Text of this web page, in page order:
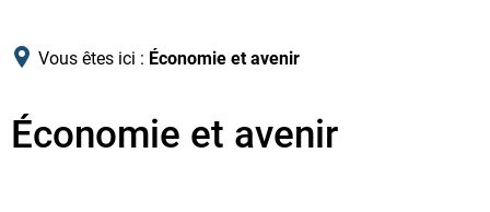
Vous êtes ici : Économie et avenir
Économie et avenir